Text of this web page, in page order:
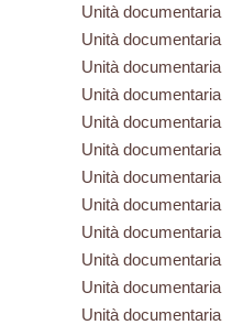
Unità documentaria
Unità documentaria
Unità documentaria
Unità documentaria
Unità documentaria
Unità documentaria
Unità documentaria
Unità documentaria
Unità documentaria
Unità documentaria
Unità documentaria
Unità documentaria